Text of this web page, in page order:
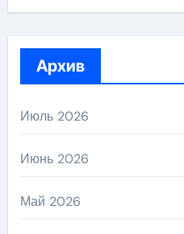
Архив
Июль 2026
Июнь 2026
Май 2026